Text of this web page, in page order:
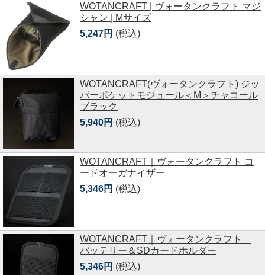
WOTANCRAFT | ヴォータンクラフト マジ
シャン | Mサイズ
5,247円 (税込)
WOTANCRAFT(ヴォータンクラフト) ジッ
パーポケットモジュール＜M＞チャコール
ブラック
5,940円 (税込)
WOTANCRAFT｜ヴォータンクラフト コ
ードオーガナイザー
5,346円 (税込)
WOTANCRAFT｜ヴォータンクラフト
バッテリー＆SDカードホルダー
5,346円 (税込)